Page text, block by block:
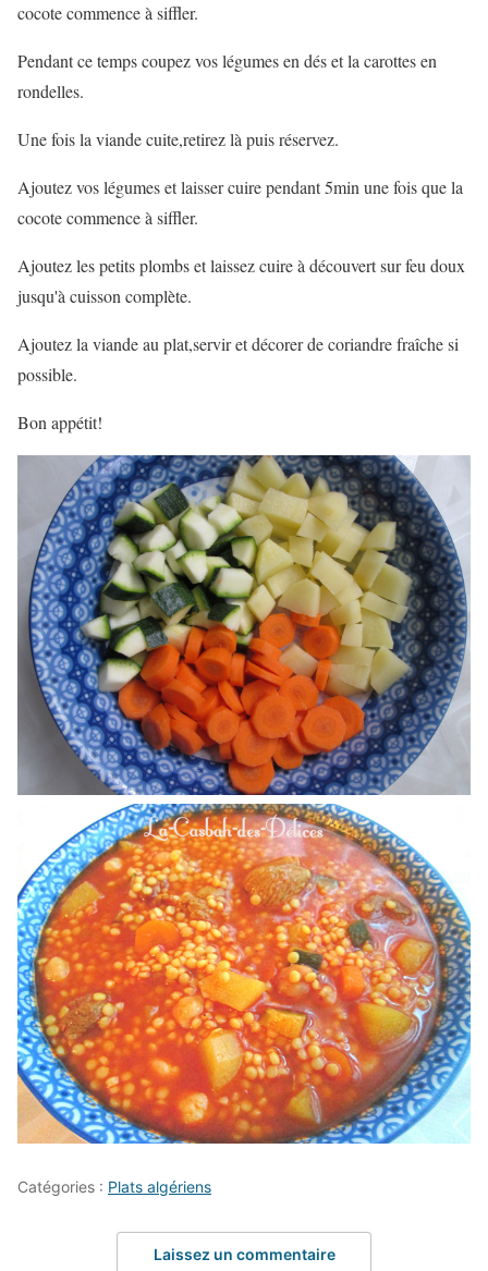
cocote commence à siffler.
Pendant ce temps coupez vos légumes en dés et la carottes en
rondelles.
Une fois la viande cuite,retirez là puis réservez.
Ajoutez vos légumes et laisser cuire pendant 5min une fois que la
cocote commence à siffler.
Ajoutez les petits plombs et laissez cuire à découvert sur feu doux
jusqu'à cuisson complète.
Ajoutez la viande au plat,servir et décorer de coriandre fraîche si
possible.
Bon appétit!
Catégories : Plats algériens
Laissez un commentaire